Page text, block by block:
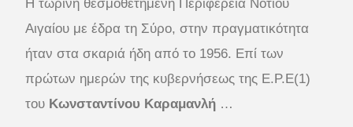
Η τωρινή θεσμοθετημένη Περιφέρεια Νοτίου
Αιγαίου με έδρα τη Σύρο, στην πραγματικότητα
ήταν στα σκαριά ήδη από το 1956. Επί των
πρώτων ημερών της κυβερνήσεως της Ε.Ρ.Ε(1)
του Κωνσταντίνου Καραμανλή …